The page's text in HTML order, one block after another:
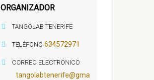
ORGANIZADOR
TANGOLAB TENERIFE
TELÉFONO 634572971
CORREO ELECTRÓNICO
tangolabtenerife@gma